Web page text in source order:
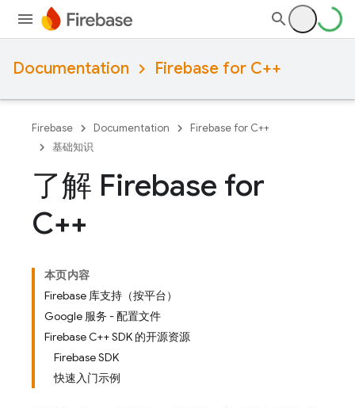
Documentation Firebase for C++
Firebase Documentation
Firebase for C++
基础知识
了解 Firebase for
C++
本页内容
Firebase 库支持（按平台）
Google 服务 - 配置文件
Firebase C++ SDK 的开源资源
Firebase SDK
快速入门示例